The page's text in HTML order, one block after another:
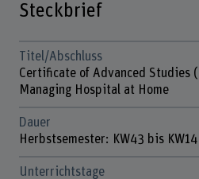
Steckbrief
Titel/Abschluss
Certificate of Advanced Studies
Managing Hospital at Home
Dauer
Herbstsemester: KW43 bis KW14
Unterrichtstage